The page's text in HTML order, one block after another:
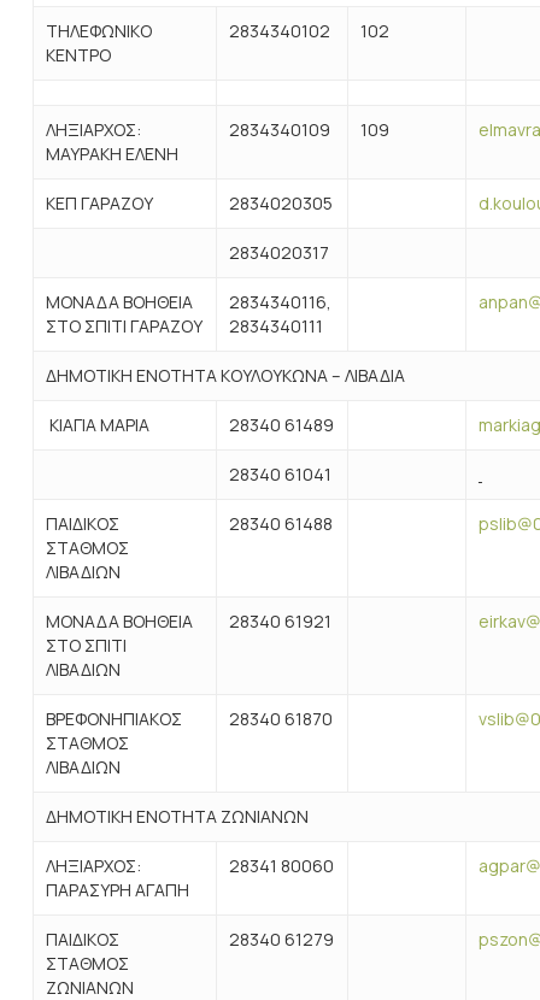
ΤΗΛΕΦΩΝΙΚΟ
ΚΕΝΤΡΟ
2834340102 102
ΛΗΞΙΑΡΧΟΣ:
ΜΑΥΡΑΚΗ ΕΛΕΝΗ
2834340109 109
ΚΕΠ ΓΑΡΑΖΟΥ 2834020305
2834020317
ΜΟΝΑΔΑ ΒΟΗΘΕΙΑ
ΣΤΟ ΣΠΙΤΙ ΓΑΡΑΖΟΥ
2834340116,
2834340111
ΔΗΜΟΤΙΚΗ ΕΝΟΤΗΤΑ ΚΟΥΛΟΥΚΩΝΑ – ΛΙΒΑΔΙΑ
ΚΙΑΓΙΑ ΜΑΡΙΑ 28340 61489
28340 61041
ΠΑΙΔΙΚΟΣ
ΣΤΑΘΜΟΣ
ΛΙΒΑΔΙΩΝ
28340 61488
ΜΟΝΑΔΑ ΒΟΗΘΕΙΑ
ΣΤΟ ΣΠΙΤΙ
ΛΙΒΑΔΙΩΝ
28340 61921
ΒΡΕΦΟΝΗΠΙΑΚΟΣ
ΣΤΑΘΜΟΣ
ΛΙΒΑΔΙΩΝ
28340 61870
ΔΗΜΟΤΙΚΗ ΕΝΟΤΗΤΑ ΖΩΝΙΑΝΩΝ
ΛΗΞΙΑΡΧΟΣ:
ΠΑΡΑΣΥΡΗ ΑΓΑΠΗ
28341 80060
ΠΑΙΔΙΚΟΣ
ΣΤΑΘΜΟΣ
ΖΩΝΙΑΝΩΝ
28340 61279